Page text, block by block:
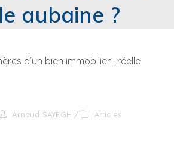
aubaine ?
Arnaud SAYEGH Articles